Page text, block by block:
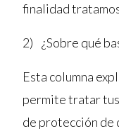
finalidad
2) ¿Sobre qué
Esta columna
permite tratar
de protección de